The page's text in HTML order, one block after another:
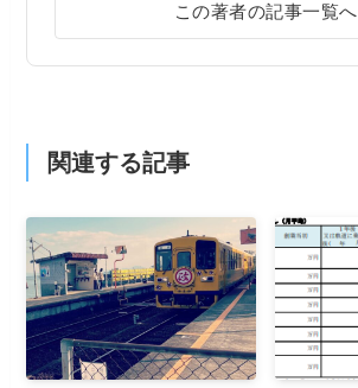
この著者の記事一覧へ
関連する記事